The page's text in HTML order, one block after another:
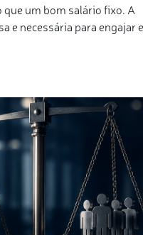
um bom salário fixo. A
e necessária para engajar